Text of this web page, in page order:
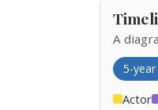
A
5-
Actor